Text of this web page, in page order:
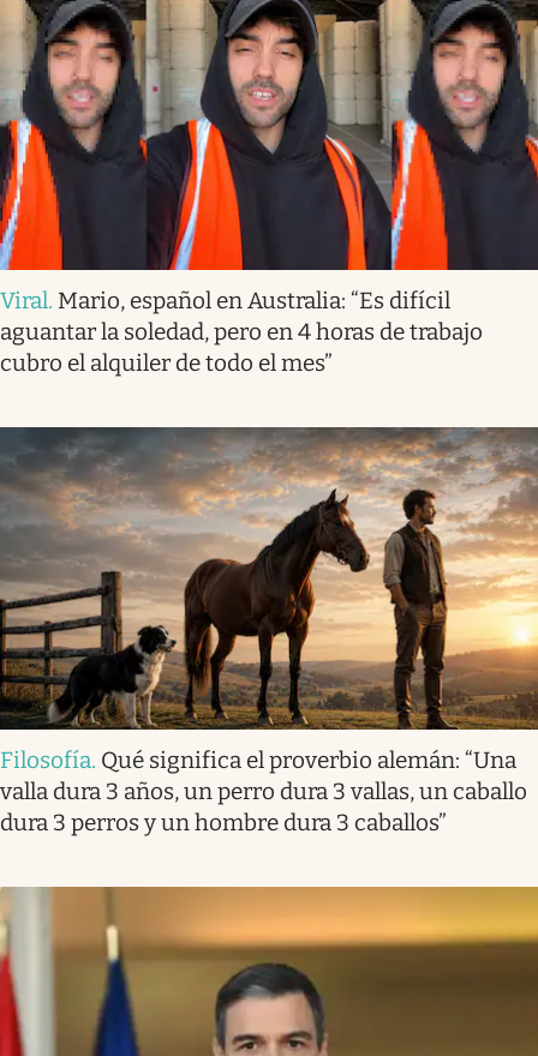
Viral. Mario, español en Australia: “Es difícil
aguantar la soledad, pero en 4 horas de trabajo
cubro el alquiler de todo el mes”
Filosofía. Qué significa el proverbio alemán: “Una
valla dura 3 años, un perro dura 3 vallas, un caballo
dura 3 perros y un hombre dura 3 caballos”